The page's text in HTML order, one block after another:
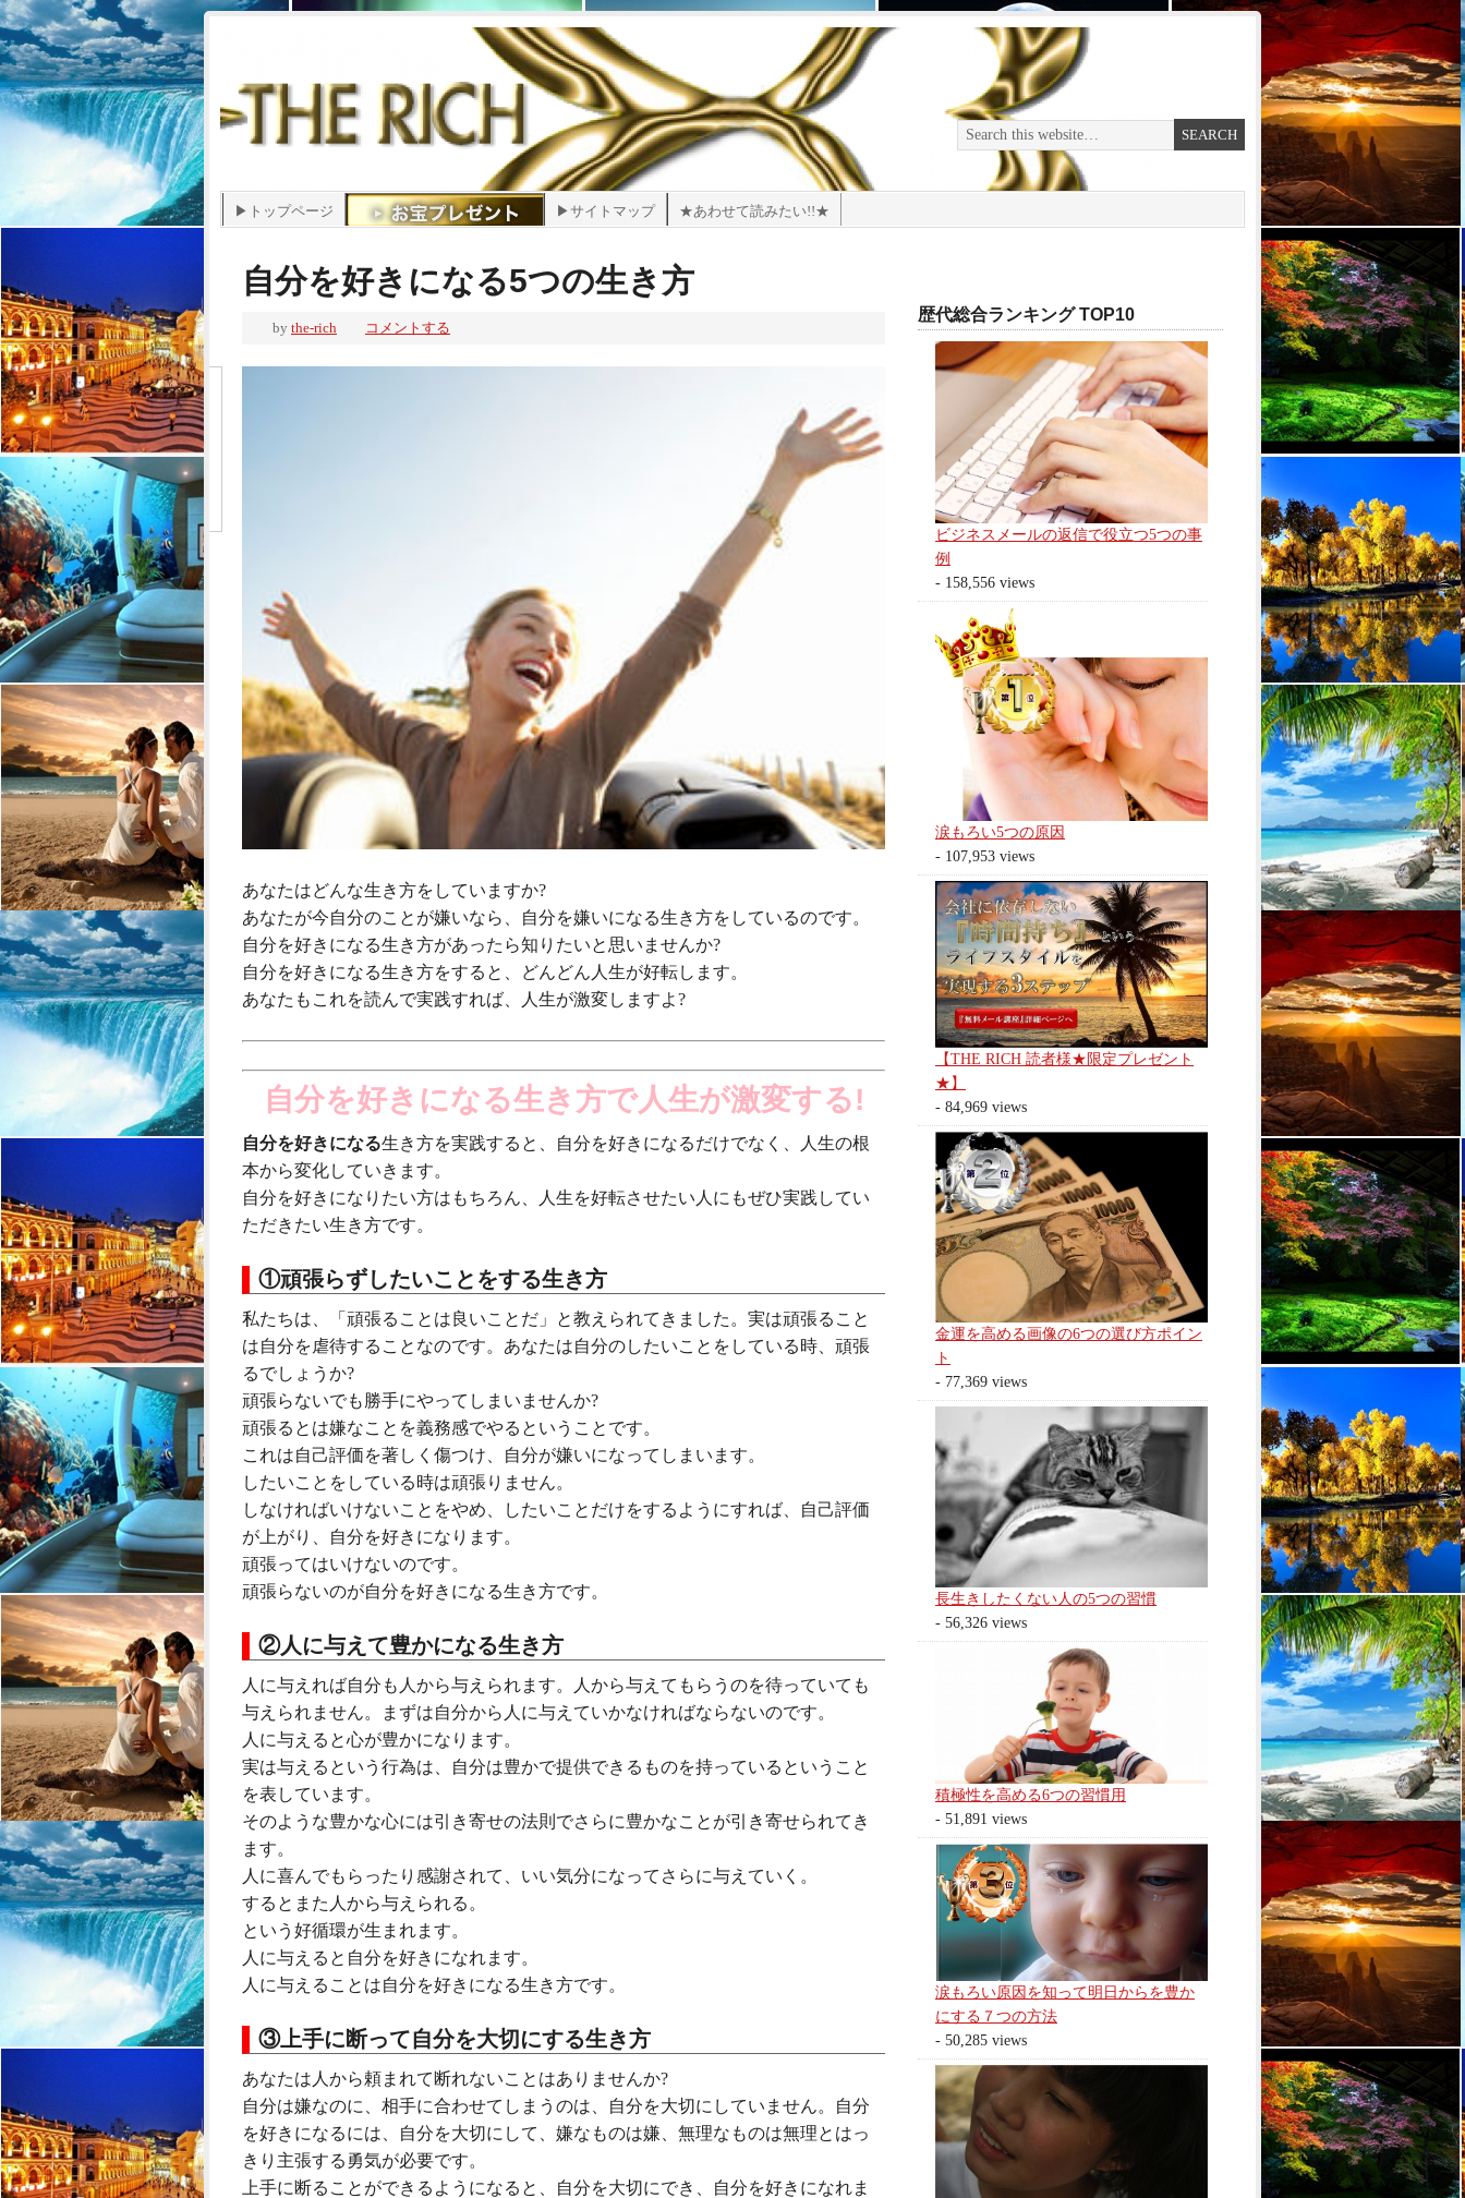
▶トップページ ▶サイトマップ ★あわせて読みたい!!★
自分を好きになる5つの生き方
by the-rich コメントする
あなたはどんな生き方をしていますか?
あなたが今自分のことが嫌いなら、自分を嫌いになる生き方をしているのです。
自分を好きになる生き方があったら知りたいと思いませんか?
自分を好きになる生き方をすると、どんどん人生が好転します。
あなたもこれを読んで実践すれば、人生が激変しますよ?
自分を好きになる生き方で人生が激変する!
自分を好きになる生き方を実践すると、自分を好きになるだけでなく、人生の根
本から変化していきます。
自分を好きになりたい方はもちろん、人生を好転させたい人にもぜひ実践してい
ただきたい生き方です。
①頑張らずしたいことをする生き方
私たちは、「頑張ることは良いことだ」と教えられてきました。実は頑張ること
は自分を虐待することなのです。あなたは自分のしたいことをしている時、頑張
るでしょうか?
頑張らないでも勝手にやってしまいませんか?
頑張るとは嫌なことを義務感でやるということです。
これは自己評価を著しく傷つけ、自分が嫌いになってしまいます。
したいことをしている時は頑張りません。
しなければいけないことをやめ、したいことだけをするようにすれば、自己評価
が上がり、自分を好きになります。
頑張ってはいけないのです。
頑張らないのが自分を好きになる生き方です。
②人に与えて豊かになる生き方
人に与えれば自分も人から与えられます。人から与えてもらうのを待っていても
与えられません。まずは自分から人に与えていかなければならないのです。
人に与えると心が豊かになります。
実は与えるという行為は、自分は豊かで提供できるものを持っているということ
を表しています。
そのような豊かな心には引き寄せの法則でさらに豊かなことが引き寄せられてき
ます。
人に喜んでもらったり感謝されて、いい気分になってさらに与えていく。
するとまた人から与えられる。
という好循環が生まれます。
人に与えると自分を好きになれます。
人に与えることは自分を好きになる生き方です。
③上手に断って自分を大切にする生き方
あなたは人から頼まれて断れないことはありませんか?
自分は嫌なのに、相手に合わせてしまうのは、自分を大切にしていません。自分
を好きになるには、自分を大切にして、嫌なものは嫌、無理なものは無理とはっ
きり主張する勇気が必要です。
上手に断ることができるようになると、自分を大切にでき、自分を好きになれま
歴代総合ランキング TOP10
ビジネスメールの返信で役立つ5つの事
例
- 158,556 views
涙もろい5つの原因
- 107,953 views
【THE RICH 読者様★限定プレゼント
★】
- 84,969 views
金運を高める画像の6つの選び方ポイン
ト
- 77,369 views
長生きしたくない人の5つの習慣
- 56,326 views
積極性を高める6つの習慣用
- 51,891 views
涙もろい原因を知って明日からを豊か
にする７つの方法
- 50,285 views